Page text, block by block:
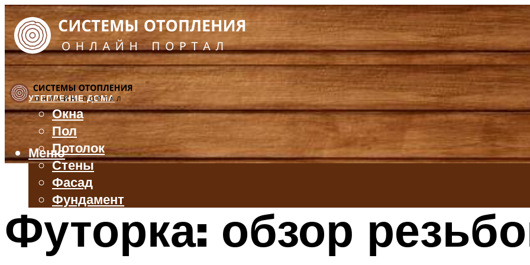
УТЕПЛЕНИЕ ДОМА
Окна
Пол
Потолок
Стены
Фасад
Фундамент
БАЛКОН И ЛОДЖИЯ
КРЫША
ВЕНТИЛЯЦИЯ
Меню
Футорка: обзор